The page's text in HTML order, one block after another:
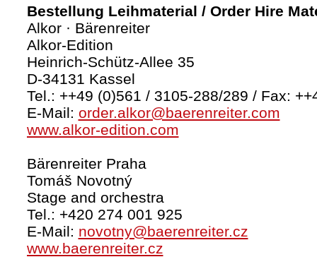
Bestellung Leihmaterial / Order Hire
Alkor · Bärenreiter
Alkor-Edition
Heinrich-Schütz-Allee 35
D-34131 Kassel
Tel.: ++49 (0)561 / 3105-288/289 / Fax:
E-Mail: order.alkor@baerenreiter.com
www.alkor-edition.com
Bärenreiter Praha
Tomáš Novotný
Stage and orchestra
Tel.: +420 274 001 925
E-Mail: novotny@baerenreiter.cz
www.baerenreiter.cz